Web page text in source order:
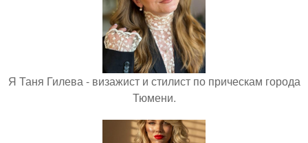
Я Таня Гилева - визажист и стилист по прическам города
Тюмени.